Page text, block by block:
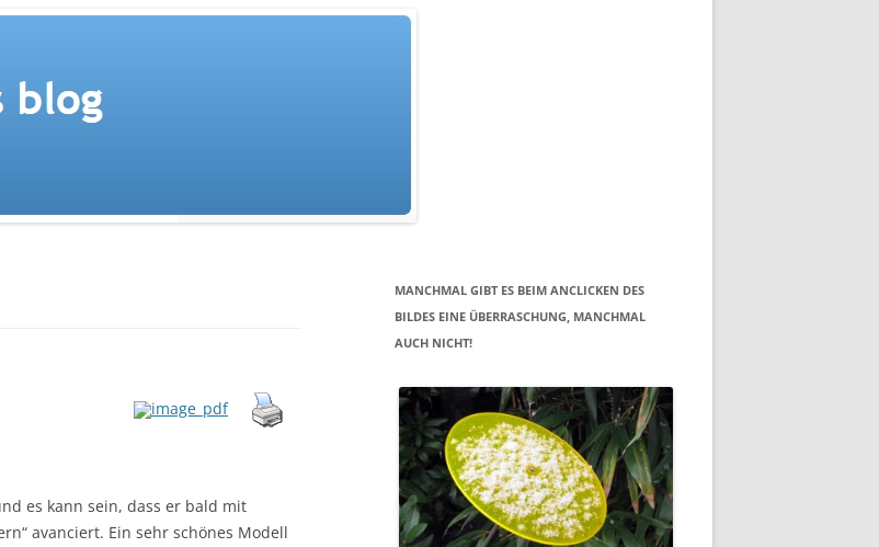
es kann sein, dass er bald mit
avanciert. Ein sehr schönes Modell
MANCHMAL GIBT ES BEIM ANCLICKEN DES
BILDES EINE ÜBERRASCHUNG, MANCHMAL
AUCH NICHT!